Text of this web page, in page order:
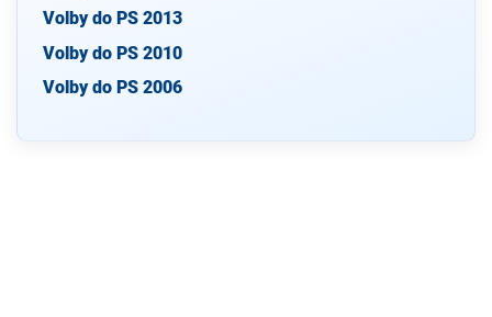
Volby do PS 2013
Volby do PS 2010
Volby do PS 2006